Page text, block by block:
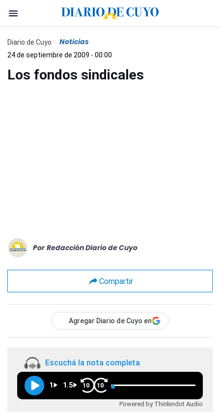
Diario de Cuyo Noticias
24 de septiembre de 2009 - 00:00
Los fondos sindicales
Por Redacción Diario de Cuyo
Compartir
Agregar Diario de Cuyo en
Escuchá la nota completa
1 1.5 10 10
Powered by Thinkindot Audio